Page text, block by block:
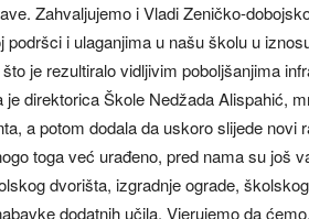
Zahvaljujemo i Vladi Zeničko-
podršci i ulaganjima u našu školu u
je rezultiralo vidljivim poboljšanjima
je direktorica Škole Nedžada Alispahić,
a potom dodala da uskoro slijede novi
toga već urađeno, pred nama su još
dvorišta, izgradnje ograde,
dodatnih učila. Vjerujemo da